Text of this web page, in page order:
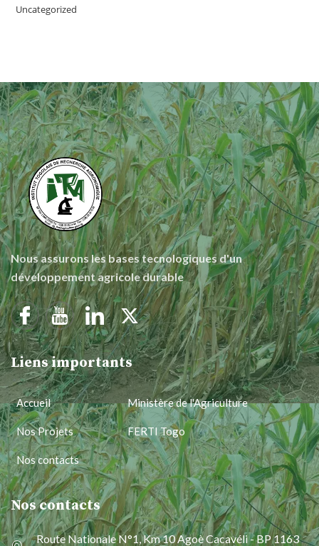
Uncategorized
Nous assurons les bases tecnologiques d'un
développement agricole durable
Liens importants
Accueil
Nos Projets
Nos contacts
Ministère de l'Agriculture
FERTI Togo
Nos contacts
Route Nationale N°1, Km 10 Agoè Cacavéli - BP 1163